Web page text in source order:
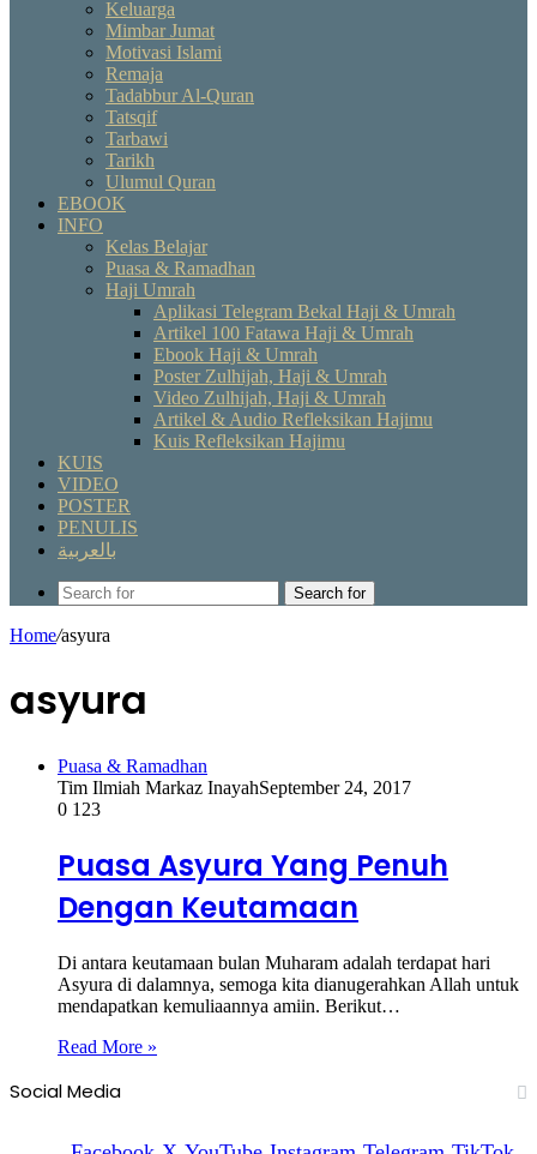
Keluarga
Mimbar Jumat
Motivasi Islami
Remaja
Tadabbur Al-Quran
Tatsqif
Tarbawi
Tarikh
Ulumul Quran
EBOOK
INFO
Kelas Belajar
Puasa & Ramadhan
Haji Umrah
Aplikasi Telegram Bekal Haji & Umrah
Artikel 100 Fatawa Haji & Umrah
Ebook Haji & Umrah
Poster Zulhijah, Haji & Umrah
Video Zulhijah, Haji & Umrah
Artikel & Audio Refleksikan Hajimu
Kuis Refleksikan Hajimu
KUIS
VIDEO
POSTER
PENULIS
بالعربية
Search for
Home/asyura
asyura
Puasa & Ramadhan
Tim Ilmiah Markaz InayahSeptember 24, 2017
0 123
Puasa Asyura Yang Penuh
Dengan Keutamaan
Di antara keutamaan bulan Muharam adalah terdapat hari
Asyura di dalamnya, semoga kita dianugerahkan Allah untuk
mendapatkan kemuliaannya amiin. Berikut…
Read More »
Social Media